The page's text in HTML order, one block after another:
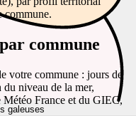
galeuses
commune.
commune
votre commune : jours de
niveau de la mer,
Météo France et du GIEC,